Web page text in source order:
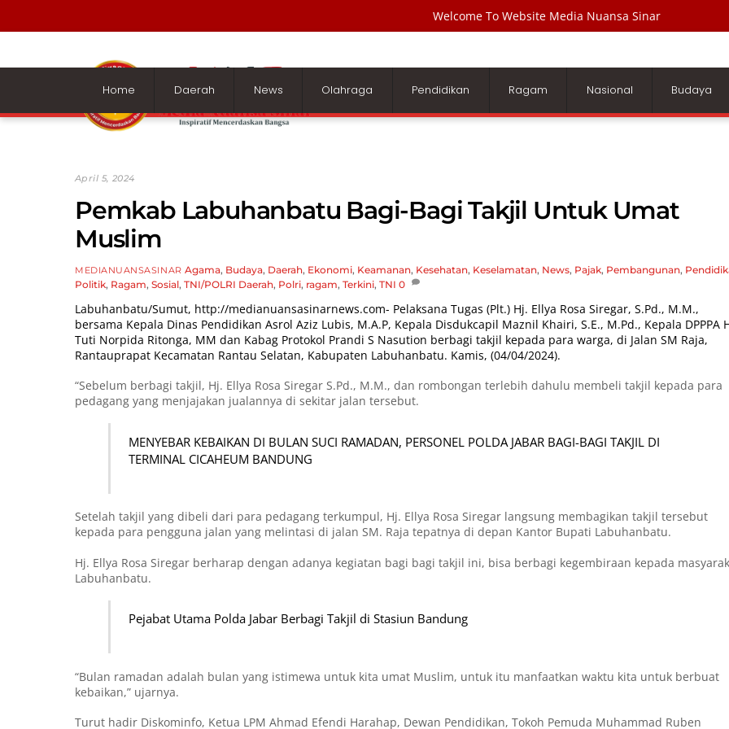
Welcome To Website Media Nuansa Sinar
content
Home
Daerah News Olahraga Pendidikan Ragam Nasional Budaya
April 5, 2024
Pemkab Labuhanbatu Bagi-Bagi Takjil Untuk Umat
Muslim
MEDIANUANSASINAR Agama, Budaya, Daerah, Ekonomi, Keamanan, Kesehatan, Keselamatan, News, Pajak, Pembangunan,
Politik, Ragam, Sosial, TNI/POLRI Daerah, Polri, ragam, Terkini, TNI 0
Labuhanbatu/Sumut, http://medianuansasinarnews.com- Pelaksana Tugas (Plt.) Hj. Ellya Rosa Siregar, S.Pd., M.M.,
bersama Kepala Dinas Pendidikan Asrol Aziz Lubis, M.A.P, Kepala Disdukcapil Maznil Khairi, S.E., M.Pd., Kepala DPPPA
Tuti Norpida Ritonga, MM dan Kabag Protokol Prandi S Nasution berbagi takjil kepada para warga, di Jalan SM Raja,
Rantauprapat Kecamatan Rantau Selatan, Kabupaten Labuhanbatu. Kamis, (04/04/2024).
“Sebelum berbagi takjil, Hj. Ellya Rosa Siregar S.Pd., M.M., dan rombongan terlebih dahulu membeli takjil kepada para
pedagang yang menjajakan jualannya di sekitar jalan tersebut.
MENYEBAR KEBAIKAN DI BULAN SUCI RAMADAN, PERSONEL POLDA JABAR BAGI-BAGI TAKJIL DI
TERMINAL CICAHEUM BANDUNG
Setelah takjil yang dibeli dari para pedagang terkumpul, Hj. Ellya Rosa Siregar langsung membagikan takjil tersebut
kepada para pengguna jalan yang melintasi di jalan SM. Raja tepatnya di depan Kantor Bupati Labuhanbatu.
Hj. Ellya Rosa Siregar berharap dengan adanya kegiatan bagi bagi takjil ini, bisa berbagi kegembiraan kepada
Labuhanbatu.
Pejabat Utama Polda Jabar Berbagi Takjil di Stasiun Bandung
“Bulan ramadan adalah bulan yang istimewa untuk kita umat Muslim, untuk itu manfaatkan waktu kita untuk berbuat
kebaikan,” ujarnya.
Turut hadir Diskominfo, Ketua LPM Ahmad Efendi Harahap, Dewan Pendidikan, Tokoh Pemuda Muhammad Ruben